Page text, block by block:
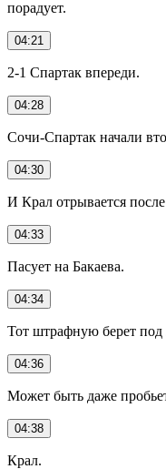
порадует.
04:21
2-1 Спартак впереди.
04:28
Сочи-Спартак начали
04:30
И Крал отрывается
04:33
Пасует на Бакаева.
04:34
Тот штрафную берет под
04:36
Может быть даже
04:38
Крал.